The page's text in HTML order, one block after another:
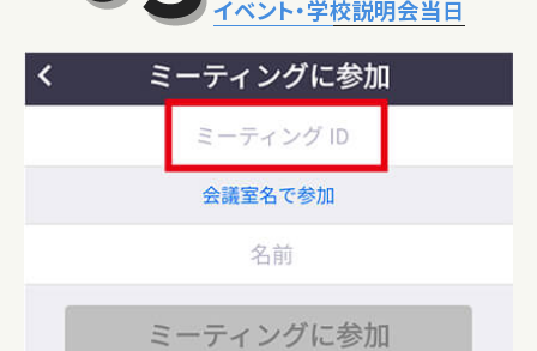
イベント・学校説明会当日